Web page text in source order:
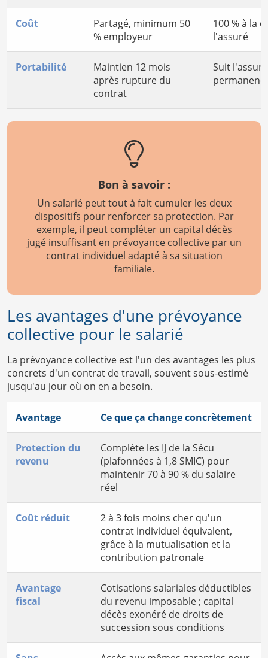
Coût
Partagé, minimum 50
% employeur
100 % à la
l'assuré
Portabilité
Maintien 12 mois
après rupture du
contrat
Suit
Bon à savoir :
Un salarié peut tout à fait cumuler les deux
dispositifs pour renforcer sa protection. Par
exemple, il peut compléter un capital décès
jugé insuffisant en prévoyance collective par un
contrat individuel adapté à sa situation
familiale.
Les avantages d'une prévoyance
collective pour le salarié
La prévoyance collective est l'un des avantages les plus
concrets d'un contrat de travail, souvent sous-estimé
jusqu'au jour où on en a besoin.
Avantage Ce que ça change concrètement
Protection du
revenu
Complète les IJ de la Sécu
(plafonnées à 1,8 SMIC) pour
maintenir 70 à 90 % du salaire
réel
Coût réduit
2 à 3 fois moins cher qu'un
contrat individuel équivalent,
grâce à la mutualisation et la
contribution patronale
Avantage
fiscal
Cotisations salariales déductibles
du revenu imposable ; capital
décès exonéré de droits de
succession sous conditions